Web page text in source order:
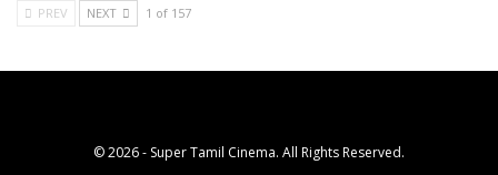
PREV NEXT 1 of 157
© 2026 - Super Tamil Cinema. All Rights Reserved.